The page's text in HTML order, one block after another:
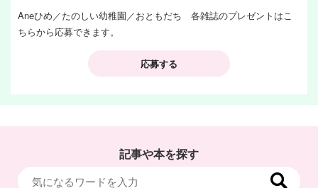
Aneひめ／たのしい幼稚園／おともだち 各雑誌のプレゼントはこ
ちらから応募できます。
応募する
記事や本を探す